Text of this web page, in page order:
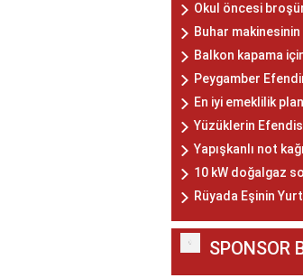
Okul öncesi
Buhar makinesinin
Balkon kapama
Peygamber
En iyi emeklilik
Yüzüklerin
Yapışkanlı not
10 kW doğalgaz
Rüyada Eşinin
SPONSOR